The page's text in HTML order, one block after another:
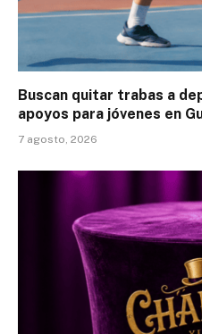
Buscan quitar trabas a
apoyos para jóvenes en
7 agosto, 2026